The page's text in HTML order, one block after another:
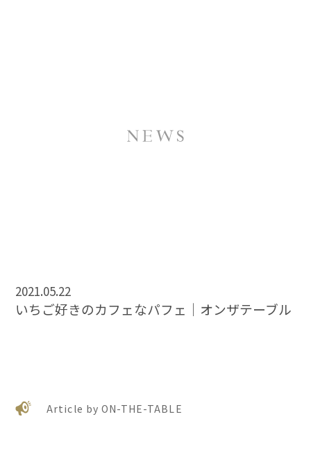
2021.05.22
いちご好きのカフェなパフェ｜オンザテーブル
Article by ON-THE-TABLE